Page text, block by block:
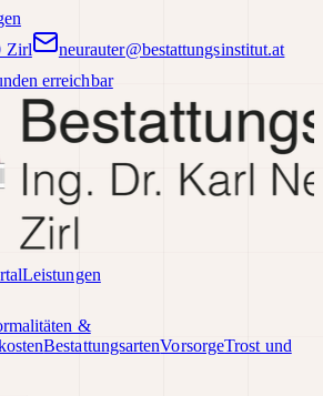
Zirl
neurauter@bestattungsinstitut.at
erreichbar
Leistungen
&
BestattungsartenVorsorgeTrost und